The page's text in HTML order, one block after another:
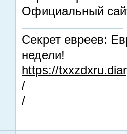
Официальный
Секрет евреев:
недели!
https://
/
/